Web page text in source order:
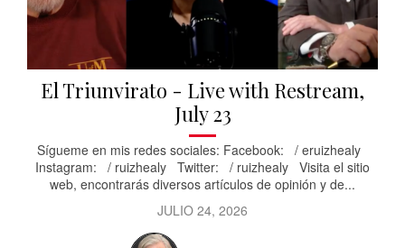
El Triunvirato - Live with Restream,
July 23
Sígueme en mis redes sociales: Facebook: / eruizhealy
Instagram: / ruizhealy Twitter: / ruizhealy Visita el sitio
web, encontrarás diversos artículos de opinión y de...
JULIO 24, 2026